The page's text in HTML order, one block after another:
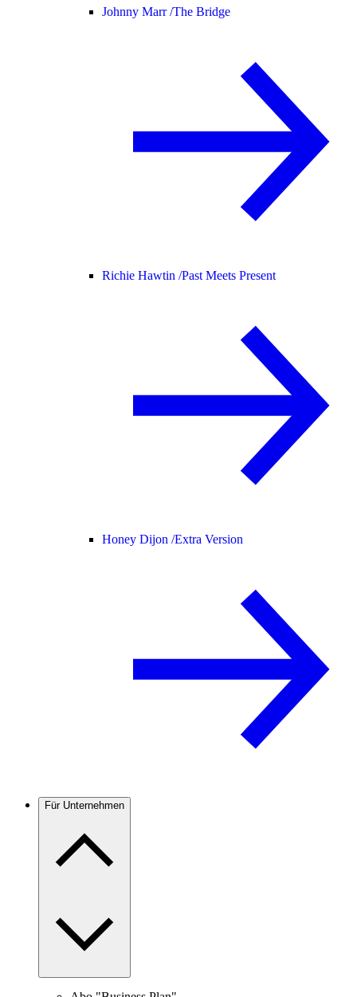
Johnny Marr /The Bridge
Richie Hawtin /Past Meets Present
Honey Dijon /Extra Version
Für Unternehmen